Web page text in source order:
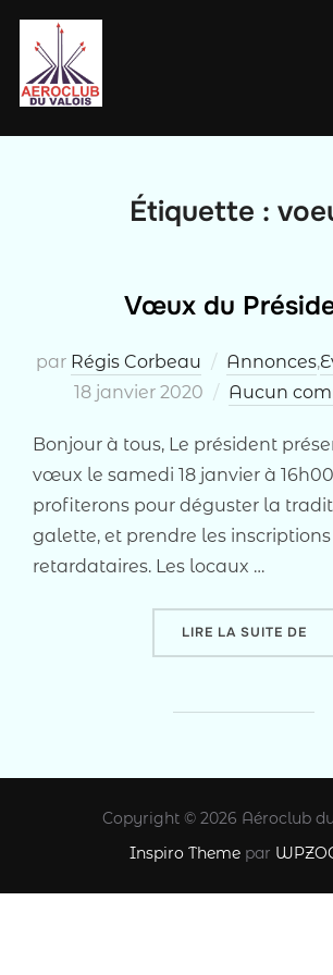
contenu
Étiquette :
Vœux du
par Régis Corbeau Annonces,
18 janvier 2020 Aucun
Bonjour à tous, Le président
vœux le samedi 18 janvier à
profiterons pour déguster la
galette, et prendre les
retardataires. Les locaux …
LIRE LA SUITE DE«
Copyright © 2026 Aéroclub
Inspiro Themepar